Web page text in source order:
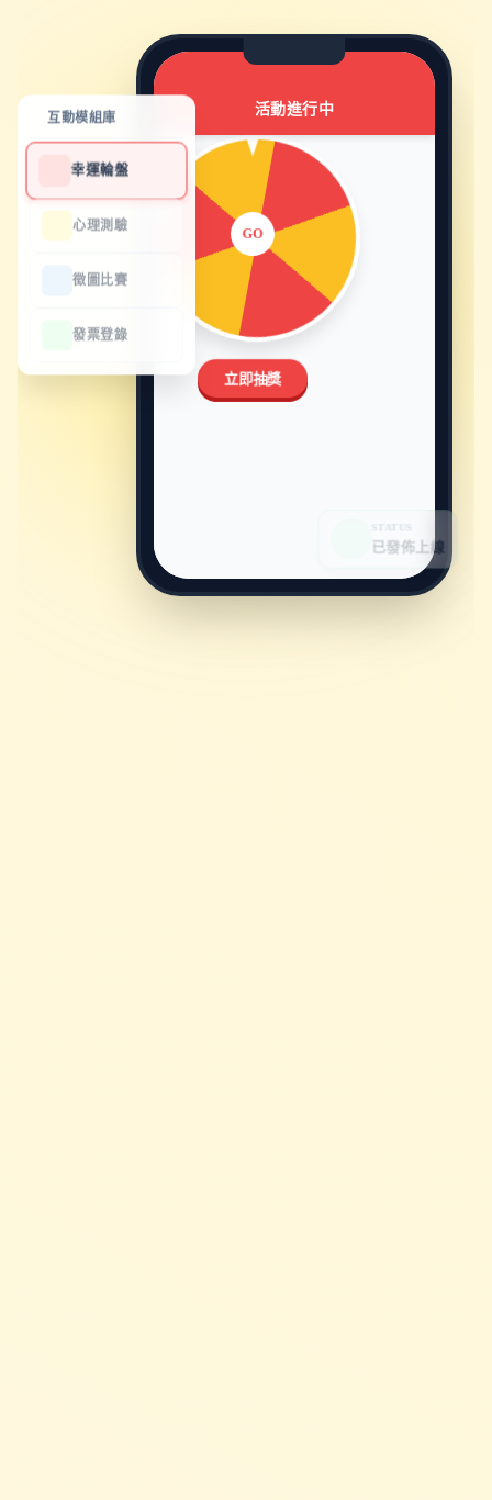
互動模組庫
幸運輪盤
心理測驗
徵圖比賽
發票登錄
活動進行中
GO
立即抽獎
已發佈上線